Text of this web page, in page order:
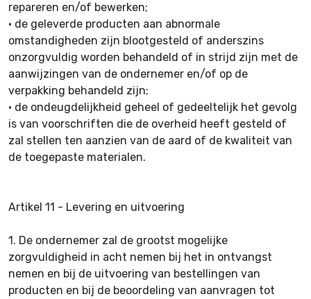
repareren en/of bewerken;
• de geleverde producten aan abnormale
omstandigheden zijn blootgesteld of anderszins
onzorgvuldig worden behandeld of in strijd zijn met de
aanwijzingen van de ondernemer en/of op de
verpakking behandeld zijn;
• de ondeugdelijkheid geheel of gedeeltelijk het gevolg
is van voorschriften die de overheid heeft gesteld of
zal stellen ten aanzien van de aard of de kwaliteit van
de toegepaste materialen.
Artikel 11 - Levering en uitvoering
1. De ondernemer zal de grootst mogelijke
zorgvuldigheid in acht nemen bij het in ontvangst
nemen en bij de uitvoering van bestellingen van
producten en bij de beoordeling van aanvragen tot